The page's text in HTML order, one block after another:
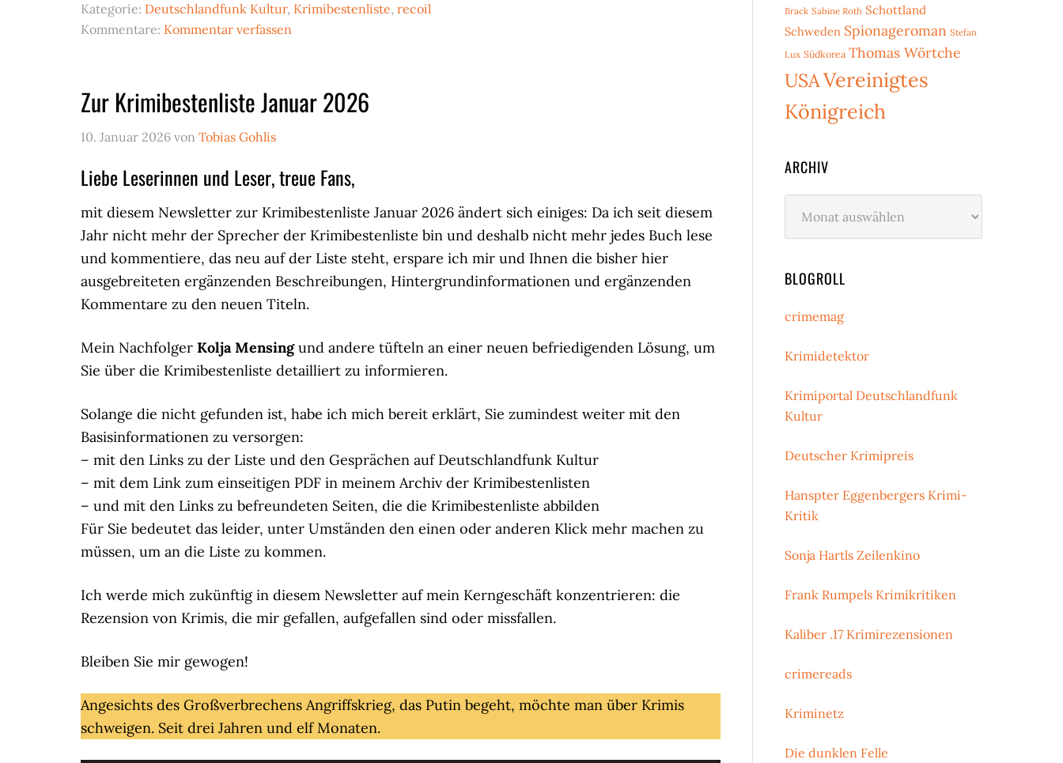
Kategorie: Deutschlandfunk Kultur, Krimibestenliste, recoil
Kommentare: Kommentar verfassen
Zur Krimibestenliste Januar 2026
10. Januar 2026 von Tobias Gohlis
Liebe Leserinnen und Leser, treue Fans,
mit diesem Newsletter zur Krimibestenliste Januar 2026 ändert sich einiges: Da ich seit diesem
Jahr nicht mehr der Sprecher der Krimibestenliste bin und deshalb nicht mehr jedes Buch lese
und kommentiere, das neu auf der Liste steht, erspare ich mir und Ihnen die bisher hier
ausgebreiteten ergänzenden Beschreibungen, Hintergrundinformationen und ergänzenden
Kommentare zu den neuen Titeln.
Mein Nachfolger Kolja Mensingund andere tüfteln an einer neuen befriedigenden Lösung, um
Sie über die Krimibestenliste detailliert zu informieren.
Solange die nicht gefunden ist, habe ich mich bereit erklärt, Sie zumindest weiter mit den
Basisinformationen zu versorgen:
– mit den Links zu der Liste und den Gesprächen auf Deutschlandfunk Kultur
– mit dem Link zum einseitigen PDF in meinem Archiv der Krimibestenlisten
– und mit den Links zu befreundeten Seiten, die die Krimibestenliste abbilden
Für Sie bedeutet das leider, unter Umständen den einen oder anderen Klick mehr machen zu
müssen, um an die Liste zu kommen.
Ich werde mich zukünftig in diesem Newsletter auf mein Kerngeschäft konzentrieren: die
Rezension von Krimis, die mir gefallen, aufgefallen sind oder missfallen.
Bleiben Sie mir gewogen!
Angesichts des Großverbrechens Angriffskrieg, das Putin begeht, möchte man über Krimis
schweigen. Seit drei Jahren und elf Monaten.
Brack Sabine Roth Schottland
Schweden Spionageroman Stefan
Lux Südkorea Thomas Wörtche
USAVereinigtes
Königreich
ARCHIV
BLOGROLL
crimemag
Krimidetektor
Krimiportal Deutschlandfunk
Kultur
Deutscher Krimipreis
Hanspter Eggenbergers Krimi-
Kritik
Sonja Hartls Zeilenkino
Frank Rumpels Krimikritiken
Kaliber .17 Krimirezensionen
crimereads
Kriminetz
Die dunklen Felle